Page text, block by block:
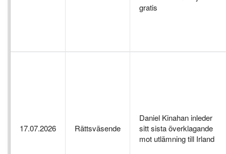
gratis
17.07.2026 Rättsväsende
Daniel Kinahan inleder
sitt sista överklagande
mot utlämning till Irland